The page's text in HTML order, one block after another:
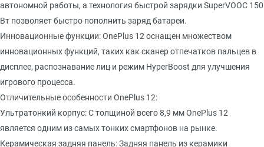
автономной работы, а технология быстрой зарядки SuperVOOC 150
Вт позволяет быстро пополнить заряд батареи.
Инновационные функции: OnePlus 12 оснащен множеством
инновационных функций, таких как сканер отпечатков пальцев в
дисплее, распознавание лиц и режим HyperBoost для улучшения
игрового процесса.
Отличительные особенности OnePlus 12:
Ультратонкий корпус: С толщиной всего 8,9 мм OnePlus 12
является одним из самых тонких смартфонов на рынке.
Керамическая задняя панель: Задняя панель из керамики